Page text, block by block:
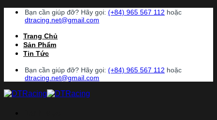
Chuyển
dung
Bạn cần giúp đỡ? Hãy gọi: (+84) 965 567 112 hoặc
dtracing.net@gmail.com
Trang Chủ
Sản Phẩm
Tin Tức
Bạn cần giúp đỡ? Hãy gọi: (+84) 965 567 112 hoặc
dtracing.net@gmail.com